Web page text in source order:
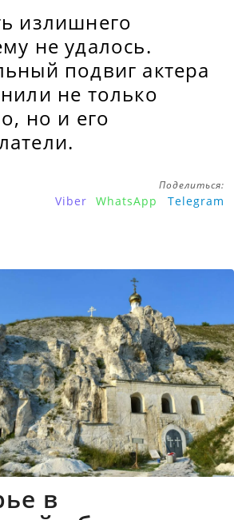
излишнего
не удалось.
подвиг актера
не только
но и его
Поделиться:
Viber WhatsApp Telegram
в